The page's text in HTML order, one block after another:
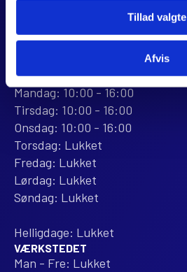
Tillad valgte
Afvis
Anmeld os på Trustpilot
BUTIKKEN
Mandag: 10:00 - 16:00
Tirsdag: 10:00 - 16:00
Onsdag: 10:00 - 16:00
Torsdag: Lukket
Fredag: Lukket
Lørdag: Lukket
Søndag: Lukket
Helligdage: Lukket
VÆRKSTEDET
Man - Fre: Lukket